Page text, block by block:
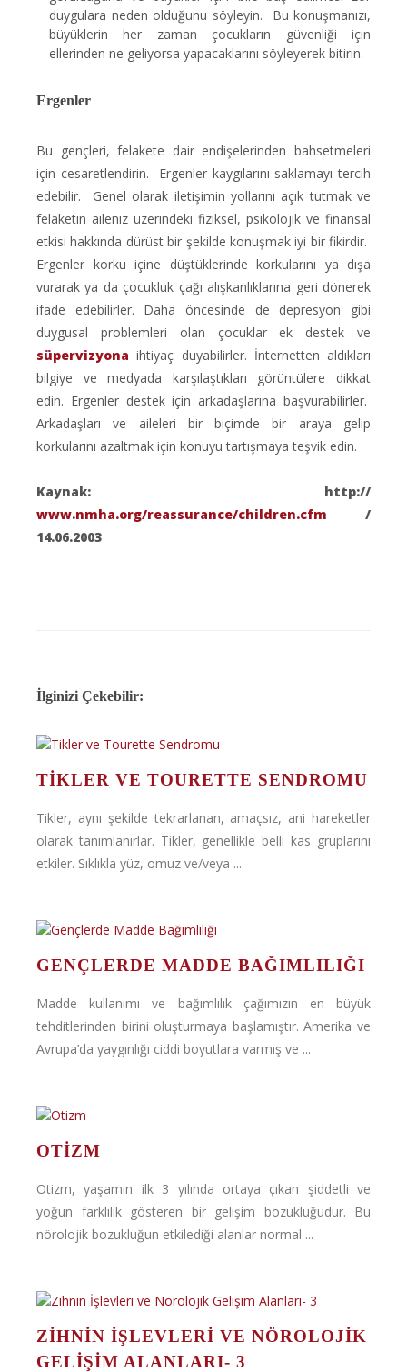
duygulara neden olduğunu söyleyin. Bu konuşmanızı,
büyüklerin her zaman çocukların güvenliği için
ellerinden ne geliyorsa yapacaklarını söyleyerek bitirin.
Ergenler
Bu gençleri, felakete dair endişelerinden bahsetmeleri
için cesaretlendirin. Ergenler kaygılarını saklamayı tercih
edebilir. Genel olarak iletişimin yollarını açık tutmak ve
felaketin aileniz üzerindeki fiziksel, psikolojik ve finansal
etkisi hakkında dürüst bir şekilde konuşmak iyi bir fikirdir.
Ergenler korku içine düştüklerinde korkularını ya dışa
vurarak ya da çocukluk çağı alışkanlıklarına geri dönerek
ifade edebilirler. Daha öncesinde de depresyon gibi
duygusal problemleri olan çocuklar ek destek ve
süpervizyona ihtiyaç duyabilirler. İnternetten aldıkları
bilgiye ve medyada karşılaştıkları görüntülere dikkat
edin. Ergenler destek için arkadaşlarına başvurabilirler.
Arkadaşları ve aileleri bir biçimde bir araya gelip
korkularını azaltmak için konuyu tartışmaya teşvik edin.
Kaynak: http://
www.nmha.org/reassurance/children.cfm /
14.06.2003
İlginizi Çekebilir:
TIKLER VE TOURETTE SENDROMU
Tikler, aynı şekilde tekrarlanan, amaçsız, ani hareketler
olarak tanımlanırlar. Tikler, genellikle belli kas gruplarını
etkiler. Sıklıkla yüz, omuz ve/veya ...
GENÇLERDE MADDE BAĞIMLILIĞI
Madde kullanımı ve bağımlılık çağımızın en büyük
tehditlerinden birini oluşturmaya başlamıştır. Amerika ve
Avrupa’da yaygınlığı ciddi boyutlara varmış ve ...
OTIZM
Otizm, yaşamın ilk 3 yılında ortaya çıkan şiddetli ve
yoğun farklılık gösteren bir gelişim bozukluğudur. Bu
nörolojik bozukluğun etkilediği alanlar normal ...
ZIHNIN İŞLEVLERI VE NÖROLOJIK
GELIŞIM ALANLARI- 3